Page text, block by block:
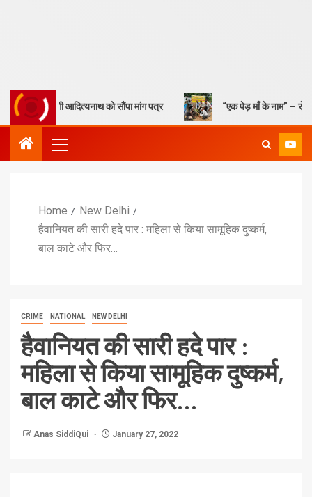
आदित्यनाथ को सौंपा मांग पत्र “एक पेड़ माँ के नाम” – सेण्ट ऐण्ड्रयूज
Home
New Delhi
हैवानियत की सारी हदे पार : महिला से किया सामूहिक दुष्कर्म,
बाल काटे और फिर…
CRIME NATIONAL NEW DELHI
हैवानियत की सारी हदे पार :
महिला से किया सामूहिक दुष्कर्म,
बाल काटे और फिर…
Anas SiddiQui January 27, 2022